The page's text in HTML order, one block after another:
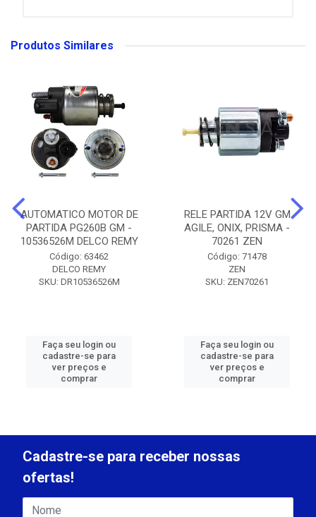
Produtos Similares
AUTOMATICO MOTOR DE
PARTIDA PG260B GM -
10536526M DELCO REMY
Código: 63462
DELCO REMY
SKU: DR10536526M
Faça seu login ou
cadastre-se para
ver preços e
comprar
RELE PARTIDA 12V GM
AGILE, ONIX, PRISMA -
70261 ZEN
Código: 71478
ZEN
SKU: ZEN70261
Faça seu login ou
cadastre-se para
ver preços e
comprar
Cadastre-se para receber nossas
ofertas!